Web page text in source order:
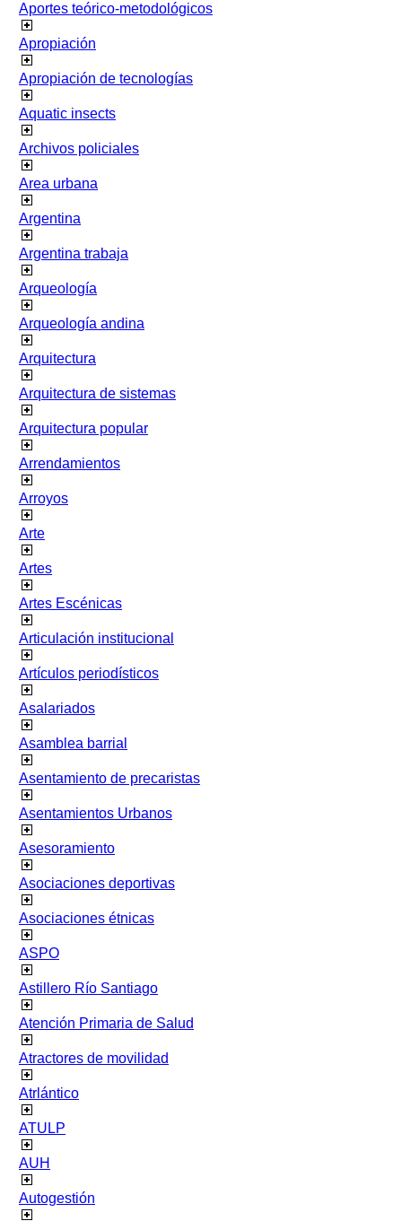
Aportes teórico-metodológicos
Apropiación
Apropiación de tecnologías
Aquatic insects
Archivos policiales
Area urbana
Argentina
Argentina trabaja
Arqueología
Arqueología andina
Arquitectura
Arquitectura de sistemas
Arquitectura popular
Arrendamientos
Arroyos
Arte
Artes
Artes Escénicas
Articulación institucional
Artículos periodísticos
Asalariados
Asamblea barrial
Asentamiento de precaristas
Asentamientos Urbanos
Asesoramiento
Asociaciones deportivas
Asociaciones étnicas
ASPO
Astillero Río Santiago
Atención Primaria de Salud
Atractores de movilidad
Atrlántico
ATULP
AUH
Autogestión